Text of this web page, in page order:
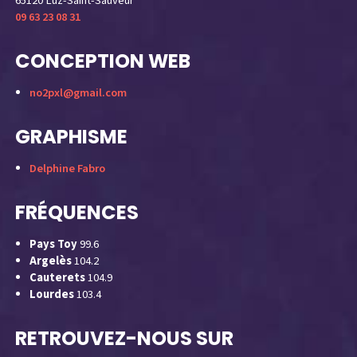
09 63 23 08 31
CONCEPTION WEB
no2pxl@gmail.com
GRAPHISME
Delphine Fabro
FRÉQUENCES
Pays Toy99.6
Argelès104.2
Cauterets104.9
Lourdes103.4
RETROUVEZ-NOUS SUR